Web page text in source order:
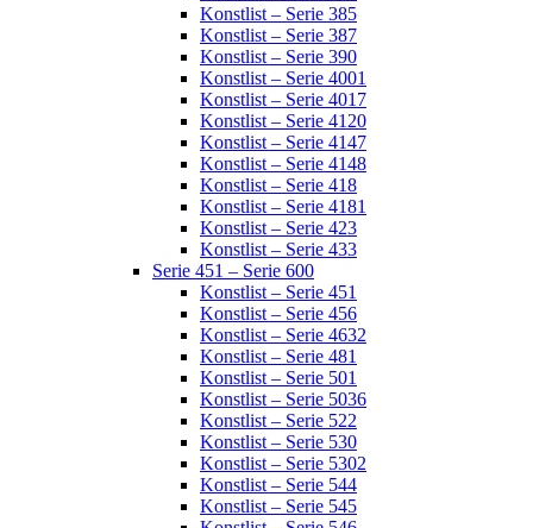
Konstlist – Serie 385
Konstlist – Serie 387
Konstlist – Serie 390
Konstlist – Serie 4001
Konstlist – Serie 4017
Konstlist – Serie 4120
Konstlist – Serie 4147
Konstlist – Serie 4148
Konstlist – Serie 418
Konstlist – Serie 4181
Konstlist – Serie 423
Konstlist – Serie 433
Serie 451 – Serie 600
Konstlist – Serie 451
Konstlist – Serie 456
Konstlist – Serie 4632
Konstlist – Serie 481
Konstlist – Serie 501
Konstlist – Serie 5036
Konstlist – Serie 522
Konstlist – Serie 530
Konstlist – Serie 5302
Konstlist – Serie 544
Konstlist – Serie 545